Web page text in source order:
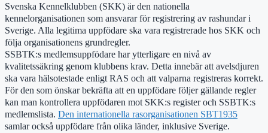
Svenska Kennelklubben (SKK) är den nationella
kennelorganisationen som ansvarar för registrering av rashundar i
Sverige. Alla legitima uppfödare ska vara registrerade hos SKK och
följa organisationens grundregler.
SSBTK:s medlemsuppfödare har ytterligare en nivå av
kvalitetssäkring genom klubbens krav. Detta innebär att avelsdjuren
ska vara hälsotestade enligt RAS och att valparna registreras korrekt.
För den som önskar bekräfta att en uppfödare följer gällande regler
kan man kontrollera uppfödaren mot SKK:s register och SSBTK:s
medlemslista. Den internationella rasorganisationen SBT1935
samlar också uppfödare från olika länder, inklusive Sverige.